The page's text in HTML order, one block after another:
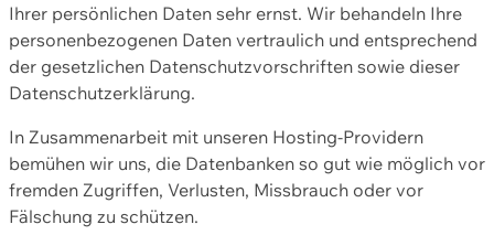
Ihrer persönlichen Daten sehr ernst. Wir behandeln Ihre
personenbezogenen Daten vertraulich und entsprechend
der gesetzlichen Datenschutzvorschriften sowie dieser
Datenschutzerklärung.
In Zusammenarbeit mit unseren Hosting-Providern
bemühen wir uns, die Datenbanken so gut wie möglich vor
fremden Zugriffen, Verlusten, Missbrauch oder vor
Fälschung zu schützen.